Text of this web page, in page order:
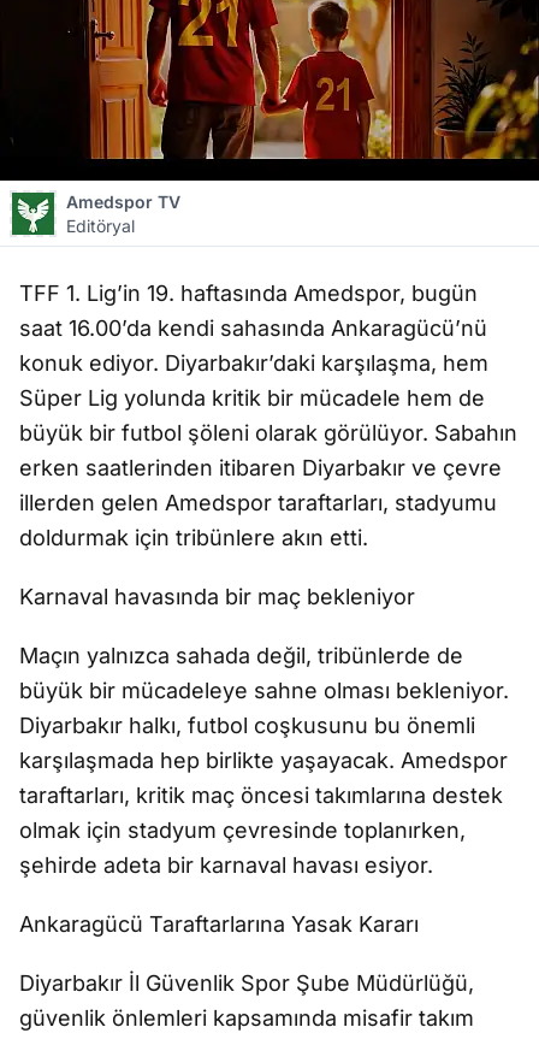
Amedspor TV
Editöryal
TFF 1. Lig’in 19. haftasında Amedspor, bugün
saat 16.00’da kendi sahasında Ankaragücü’nü
konuk ediyor. Diyarbakır’daki karşılaşma, hem
Süper Lig yolunda kritik bir mücadele hem de
büyük bir futbol şöleni olarak görülüyor. Sabahın
erken saatlerinden itibaren Diyarbakır ve çevre
illerden gelen Amedspor taraftarları, stadyumu
doldurmak için tribünlere akın etti.
Karnaval havasında bir maç bekleniyor
Maçın yalnızca sahada değil, tribünlerde de
büyük bir mücadeleye sahne olması bekleniyor.
Diyarbakır halkı, futbol coşkusunu bu önemli
karşılaşmada hep birlikte yaşayacak. Amedspor
taraftarları, kritik maç öncesi takımlarına destek
olmak için stadyum çevresinde toplanırken,
şehirde adeta bir karnaval havası esiyor.
Ankaragücü Taraftarlarına Yasak Kararı
Diyarbakır İl Güvenlik Spor Şube Müdürlüğü,
güvenlik önlemleri kapsamında misafir takım